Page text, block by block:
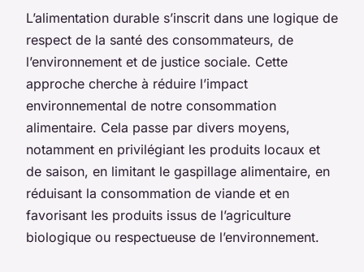
L’alimentation durable s’inscrit dans une logique de
respect de la santé des consommateurs, de
l’environnement et de justice sociale. Cette
approche cherche à réduire l’impact
environnemental de notre consommation
alimentaire. Cela passe par divers moyens,
notamment en privilégiant les produits locaux et
de saison, en limitant le gaspillage alimentaire, en
réduisant la consommation de viande et en
favorisant les produits issus de l’agriculture
biologique ou respectueuse de l’environnement.